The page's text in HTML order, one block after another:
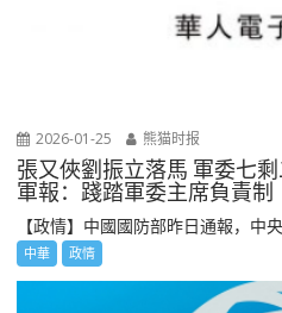
2026-01-25 熊猫时报
張又俠劉振立落馬 軍委七
軍報：踐踏軍委主席負責制
【政情】中國國防部昨日通報，中
中華 政情